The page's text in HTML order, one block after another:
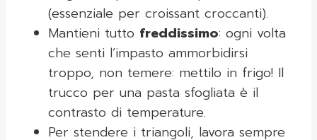
(essenziale per croissant croccanti).
Mantieni tutto freddissimo: ogni volta
che senti l’impasto ammorbidirsi
troppo, non temere: mettilo in frigo! Il
trucco per una pasta sfogliata è il
contrasto di temperature.
Per stendere i triangoli, lavora sempre